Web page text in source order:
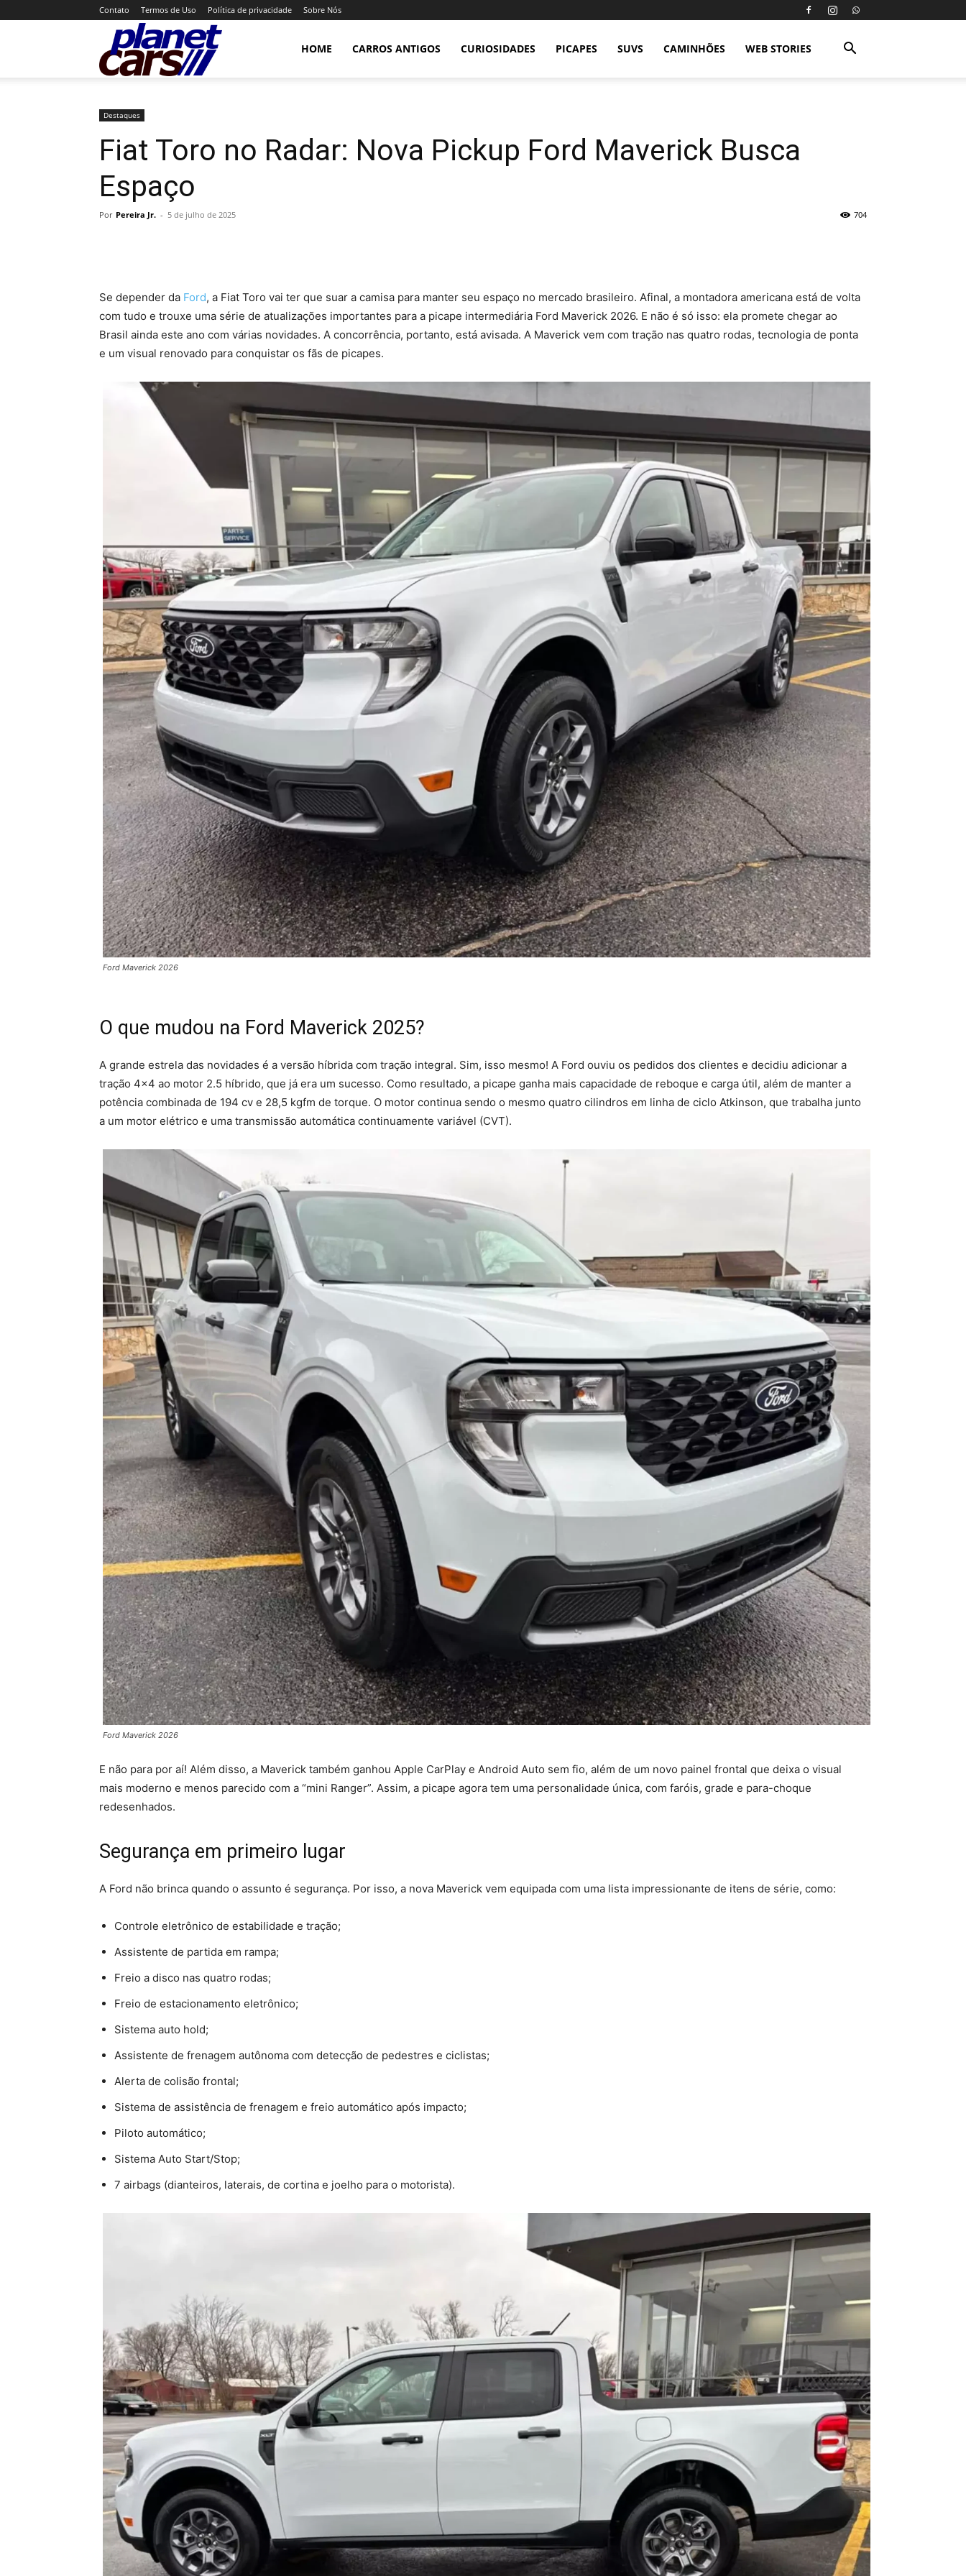
Contato Termos de Uso Política de privacidade Sobre Nós
HOME CARROS ANTIGOS CURIOSIDADES PICAPES SUVS CAMINHÕES WEB STORIES
Destaques
Fiat Toro no Radar: Nova Pickup Ford Maverick Busca
Espaço
Por Pereira Jr. - 5 de julho de 2025 704
Se depender da Ford, a Fiat Toro vai ter que suar a camisa para manter seu espaço no mercado brasileiro. Afinal, a montadora americana está de volta
com tudo e trouxe uma série de atualizações importantes para a picape intermediária Ford Maverick 2026. E não é só isso: ela promete chegar ao
Brasil ainda este ano com várias novidades. A concorrência, portanto, está avisada. A Maverick vem com tração nas quatro rodas, tecnologia de ponta
e um visual renovado para conquistar os fãs de picapes.
Ford Maverick 2026
O que mudou na Ford Maverick 2025?
A grande estrela das novidades é a versão híbrida com tração integral. Sim, isso mesmo! A Ford ouviu os pedidos dos clientes e decidiu adicionar a
tração 4×4 ao motor 2.5 híbrido, que já era um sucesso. Como resultado, a picape ganha mais capacidade de reboque e carga útil, além de manter a
potência combinada de 194 cv e 28,5 kgfm de torque. O motor continua sendo o mesmo quatro cilindros em linha de ciclo Atkinson, que trabalha junto
a um motor elétrico e uma transmissão automática continuamente variável (CVT).
Ford Maverick 2026
E não para por aí! Além disso, a Maverick também ganhou Apple CarPlay e Android Auto sem fio, além de um novo painel frontal que deixa o visual
mais moderno e menos parecido com a “mini Ranger”. Assim, a picape agora tem uma personalidade única, com faróis, grade e para-choque
redesenhados.
Segurança em primeiro lugar
A Ford não brinca quando o assunto é segurança. Por isso, a nova Maverick vem equipada com uma lista impressionante de itens de série, como:
Controle eletrônico de estabilidade e tração;
Assistente de partida em rampa;
Freio a disco nas quatro rodas;
Freio de estacionamento eletrônico;
Sistema auto hold;
Assistente de frenagem autônoma com detecção de pedestres e ciclistas;
Alerta de colisão frontal;
Sistema de assistência de frenagem e freio automático após impacto;
Piloto automático;
Sistema Auto Start/Stop;
7 airbags (dianteiros, laterais, de cortina e joelho para o motorista).